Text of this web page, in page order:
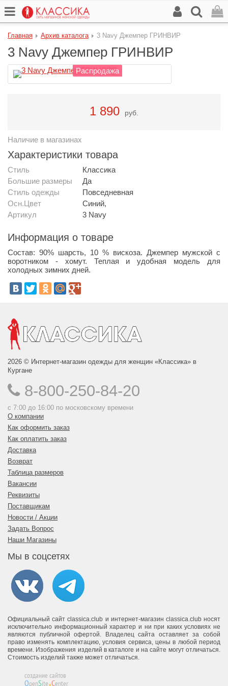
Главная Архив каталога 3 Navy Джемпер ГРИНВИР
3 Navy Джемпер ГРИНВИР
Распродажа
1 890 руб.
Наличие в магазинах
Характеристики товара
Стиль
Классика
Большие размеры
Да
Стиль одежды
Повседневная
Осн.Цвет
Синий,
Артикул
3 Navy
Информация о товаре
Состав: 90% шарсть, 10 % вискоза. Джемпер мужской с
воротником - хомут. Теплая и удобная модель для
холодных зимних дней.
2026 © Интернет-магазин одежды для женщин «Классика» в
Кургане
8-800-250-84-20
с 7:00 до 16:00 по московскому времени
О компании
Как оформить заказ
Как оплатить заказ
Доставка
Возврат
Таблица размеров
Вакансии
Реквизиты
Поставщикам
Новости / Акции
Задать Вопрос
Наши Магазины
Мы в соцсетях
Официальный сайт classica.club и интернет-магазин classica.club носят
исключительно информационный характер и ни при каких условиях не
являются публичной офертой. Владелец сайта оставляет за собой
право изменять комплектацию, условия сервиса, цены в любой период
времени. Изображения изделий в каталоге и на сайте могут отличаться.
Стоимость изделий также может отличаться.
создание сайтов
OpenSite.Center